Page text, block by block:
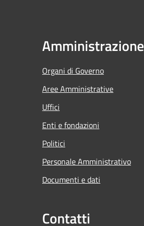
Amministrazione
Organi di Governo
Aree Amministrative
Uffici
Enti e fondazioni
Politici
Personale Amministrativo
Documenti e dati
Contatti